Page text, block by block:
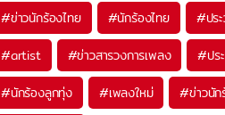
#ข่าวนักร้องไทย #นักร้องไทย #ปร
#artist #ข่าวสารวงการเพลง #ปร
#นักร้องลูกทุ่ง #เพลงใหม่ #ข่าวนั